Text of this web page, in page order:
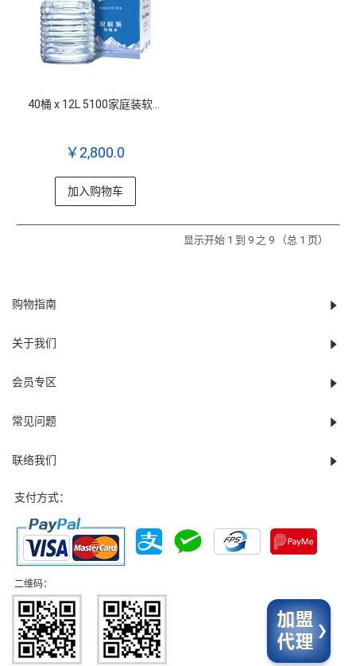
￥2,800.0
加入购物车
显示开始 1 到 9 之 9 （总 1 页）
购物指南
关于我们
会员专区
常见问题
联络我们
支付方式：
二维码：